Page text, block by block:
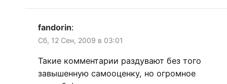
fandorin:
Сб, 12 Сен, 2009 в 03:01
Такие комментарии раздувают без того
завышенную самооценку, но огромное